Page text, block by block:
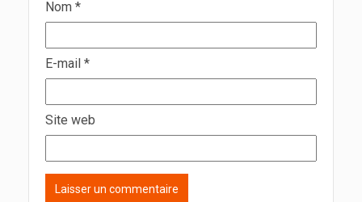
Nom *
E-mail *
Site web